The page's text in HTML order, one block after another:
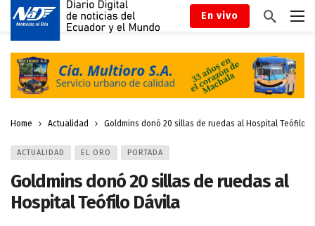
En vivo
Home Actualidad Goldmins donó 20 sillas de ruedas al Hospital Teófilo
ACTUALIDAD EL ORO PORTADA
Goldmins donó 20 sillas de ruedas al
Hospital Teófilo Dávila